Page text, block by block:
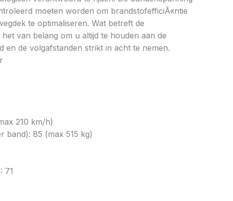
moeten worden om brandstofefficiÃ«ntie
te optimaliseren. Wat betreft de
van belang om u altijd te houden aan de
en de volgafstanden strikt in acht te nemen.
210 km/h)
band): 85 (max 515 kg)
71